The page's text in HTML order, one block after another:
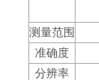
测量范围
准确度
分辨率